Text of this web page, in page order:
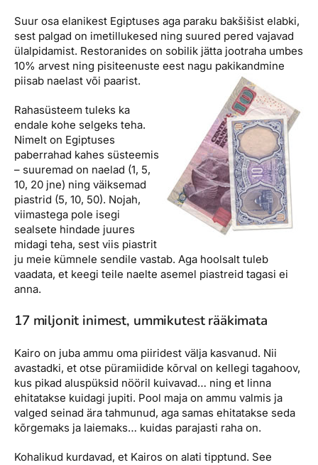
Suur osa elanikest Egiptuses aga paraku bakšišist elabki,
sest palgad on imetillukesed ning suured pered vajavad
ülalpidamist. Restoranides on sobilik jätta jootraha umbes
10% arvest ning pisiteenuste eest nagu pakikandmine
piisab naelast või paarist.
Rahasüsteem tuleks ka
endale kohe selgeks teha.
Nimelt on Egiptuses
paberrahad kahes süsteemis
– suuremad on naelad (1, 5,
10, 20 jne) ning väiksemad
piastrid (5, 10, 50). Nojah,
viimastega pole isegi
sealsete hindade juures
midagi teha, sest viis piastrit
ju meie kümnele sendile vastab. Aga hoolsalt tuleb
vaadata, et keegi teile naelte asemel piastreid tagasi ei
anna.
17 miljonit inimest, ummikutest rääkimata
Kairo on juba ammu oma piiridest välja kasvanud. Nii
avastadki, et otse püramiidide kõrval on kellegi tagahoov,
kus pikad aluspüksid nööril kuivavad… ning et linna
ehitatakse kuidagi jupiti. Pool maja on ammu valmis ja
valged seinad ära tahmunud, aga samas ehitatakse seda
kõrgemaks ja laiemaks… kuidas parajasti raha on.
Kohalikud kurdavad, et Kairos on alati tipptund. See